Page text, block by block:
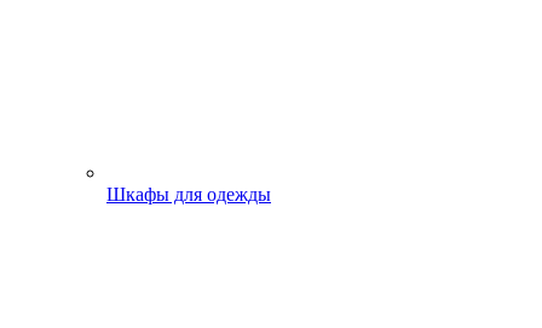
Шкафы для одежды